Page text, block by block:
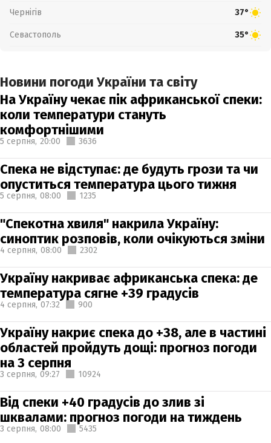
Чернігів 37°
Севастополь 35°
Новини погоди України та світу
На Україну чекає пік африканської спеки:
коли температури стануть
комфортнішими
5 серпня, 20:00 3636
Спека не відступає: де будуть грози та чи
опуститься температура цього тижня
5 серпня, 08:00 1235
"Спекотна хвиля" накрила Україну:
синоптик розповів, коли очікуються зміни
4 серпня, 08:00 2302
Україну накриває африканська спека: де
температура сягне +39 градусів
4 серпня, 07:32 900
Україну накриє спека до +38, але в частині
областей пройдуть дощі: прогноз погоди
на 3 серпня
3 серпня, 09:27 10924
Від спеки +40 градусів до злив зі
шквалами: прогноз погоди на тиждень
3 серпня, 08:00 5435